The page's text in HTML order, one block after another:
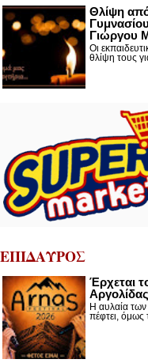
Θλίψη
Γιώργου
Οι
θλίψη τους
ΕΠΙΔΑΥΡΟΣ
Έρχεται
Αργολίδας
Η αυλαία
πέφτει, όμως